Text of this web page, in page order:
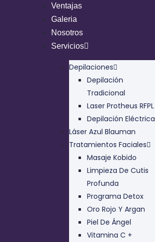
Ventajas
Galeria
Nosotros
Servicios
Depilaciones
Depilación
Tradicional
Laser Protheus RFPL
Depilación Eléctrica
Láser Azul Blauman
Tratamientos Faciales
Masaje Kobido
Limpieza De Cutis
Profunda
Programa Detox
Oro Rojo Y Argan
Piel De Ángel
Vitamina C +